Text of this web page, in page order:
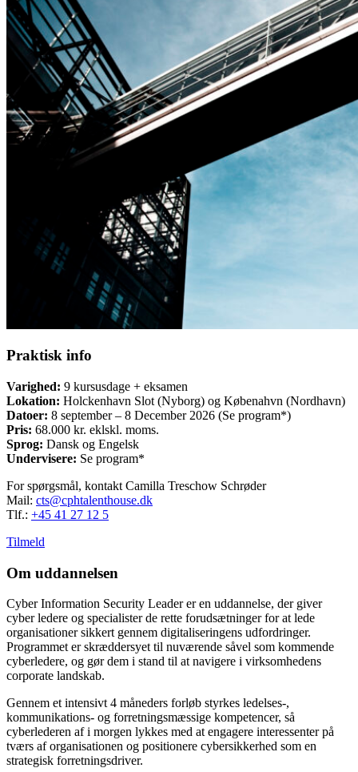
Praktisk info
Varighed: 9 kursusdage + eksamen
Lokation: Holckenhavn Slot (Nyborg) og Købenahvn (Nordhavn)
Datoer: 8 september – 8 December 2026 (Se program*)
Pris: 68.000 kr. eklskl. moms.
Sprog: Dansk og Engelsk
Undervisere: Se program*
For spørgsmål, kontakt Camilla Treschow Schrøder
Mail: cts@cphtalenthouse.dk
Tlf.: +45 41 27 12 5
Tilmeld
Om uddannelsen
Cyber Information Security Leader er en uddannelse, der giver
cyber ledere og specialister de rette forudsætninger for at lede
organisationer sikkert gennem digitaliseringens udfordringer.
Programmet er skræddersyet til nuværende såvel som kommende
cyberledere, og gør dem i stand til at navigere i virksomhedens
corporate landskab.
Gennem et intensivt 4 måneders forløb styrkes ledelses-,
kommunikations- og forretningsmæssige kompetencer, så
cyberlederen af i morgen lykkes med at engagere interessenter på
tværs af organisationen og positionere cybersikkerhed som en
strategisk forretningsdriver.